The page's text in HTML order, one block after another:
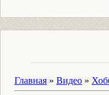
Главная » Видео »